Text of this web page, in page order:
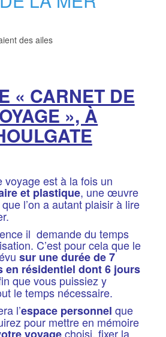
des ailes
« CARNET DE
», À
voyage est à la fois un
et plastique, une œuvre
que l’on a autant plaisir à lire
il demande du temps
C’est pour cela que le
sur une durée de 7
en résidentiel dont 6 jours
que vous puissiez y
le temps nécessaire.
l’espace personnel que
pour mettre en mémoire
voyagechoisi, fixer la